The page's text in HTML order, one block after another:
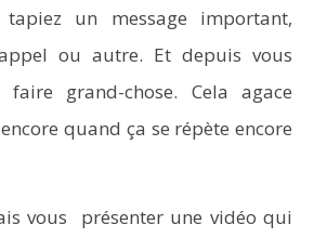
un message important,
ou autre. Et depuis vous
grand-chose. Cela agace
quand ça se répète encore
vous présenter une vidéo qui